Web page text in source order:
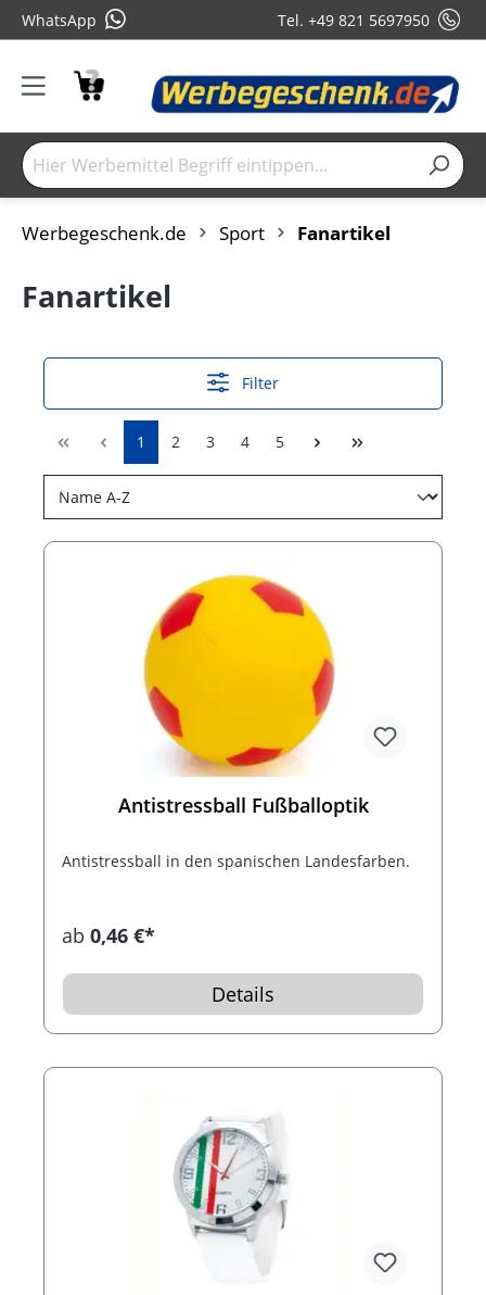
WhatsApp Tel. +49 821 5697950
Werbegeschenk.de Sport Fanartikel
Fanartikel
Filter
1 2 3 4 5
Antistressball Fußballoptik
Antistressball in den spanischen Landesfarben.
ab 0,46 €*
Details